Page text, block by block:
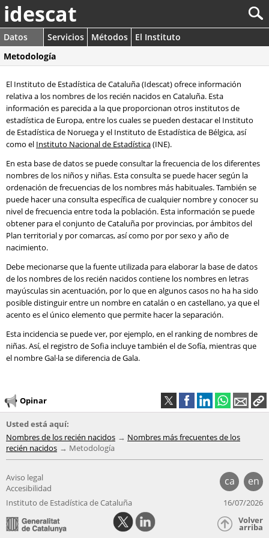
idescat
Datos Servicios Métodos
El Instituto
Metodología
El Instituto de Estadística de Cataluña (Idescat) ofrece información
relativa a los nombres de los recién nacidos en Cataluña. Esta
información es parecida a la que proporcionan otros institutos de
estadística de Europa, entre los cuales se pueden destacar el Instituto
de Estadística de Noruega y el Instituto de Estadística de Bélgica, así
como el Instituto Nacional de Estadística(INE).
En esta base de datos se puede consultar la frecuencia de los diferentes
nombres de los niños y niñas. Esta consulta se puede hacer según la
ordenación de frecuencias de los nombres más habituales. También se
puede hacer una consulta específica de cualquier nombre y conocer su
nivel de frecuencia entre toda la población. Esta información se puede
obtener para el conjunto de Cataluña por provincias, por ámbitos del
Plan territorial y por comarcas, así como por por sexo y año de
nacimiento.
Debe mecionarse que la fuente utilizada para elaborar la base de datos
de los nombres de los recién nacidos contiene los nombres en letras
mayúsculas sin acentuación, por lo que en algunos casos no ha ha sido
posible distinguir entre un nombre en catalán o en castellano, ya que el
acento es el único elemento que permite hacer la separación.
Esta incidencia se puede ver, por ejemplo, en el ranking de nombres de
niñas. Así, el registro de Sofia incluye también el de Sofía, mientras que
el nombre Gal·la se diferencia de Gala.
Opinar
Usted está aquí:
Nombres de los recién nacidos
Nombres más frecuentes de los
recién nacidos
Metodología
ca en
Aviso legal
Accesibilidad
Instituto de Estadística de Cataluña
16/07/2026
Volver
arriba